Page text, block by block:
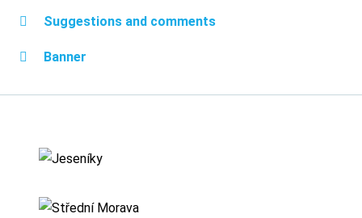
Suggestions and comments
Banner